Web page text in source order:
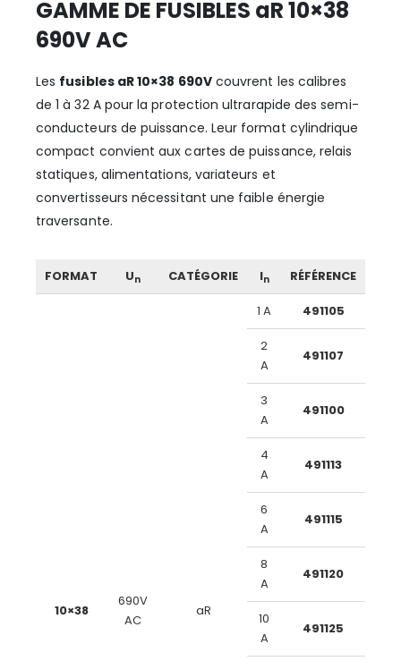
GAMME DE FUSIBLES aR 10×38
690V AC
Les fusibles aR 10×38 690Vcouvrent les calibres
de 1 à 32 A pour la protection ultrarapide des semi-
conducteurs de puissance. Leur format cylindrique
compact convient aux cartes de puissance, relais
statiques, alimentations, variateurs et
convertisseurs nécessitant une faible énergie
traversante.
FORMAT Un CATÉGORIE In RÉFÉRENCE
10×38
690V
AC
aR
1 A 491105
2
A
491107
3
A
491100
4
A
491113
6
A
491115
8
A
491120
10
A
491125